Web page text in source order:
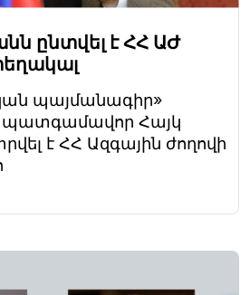
ընտվել է ՀՀ ԱԺ
պայմանագիր»
պատգամավոր Հայկ
է ՀՀ Ազգային ժողովի